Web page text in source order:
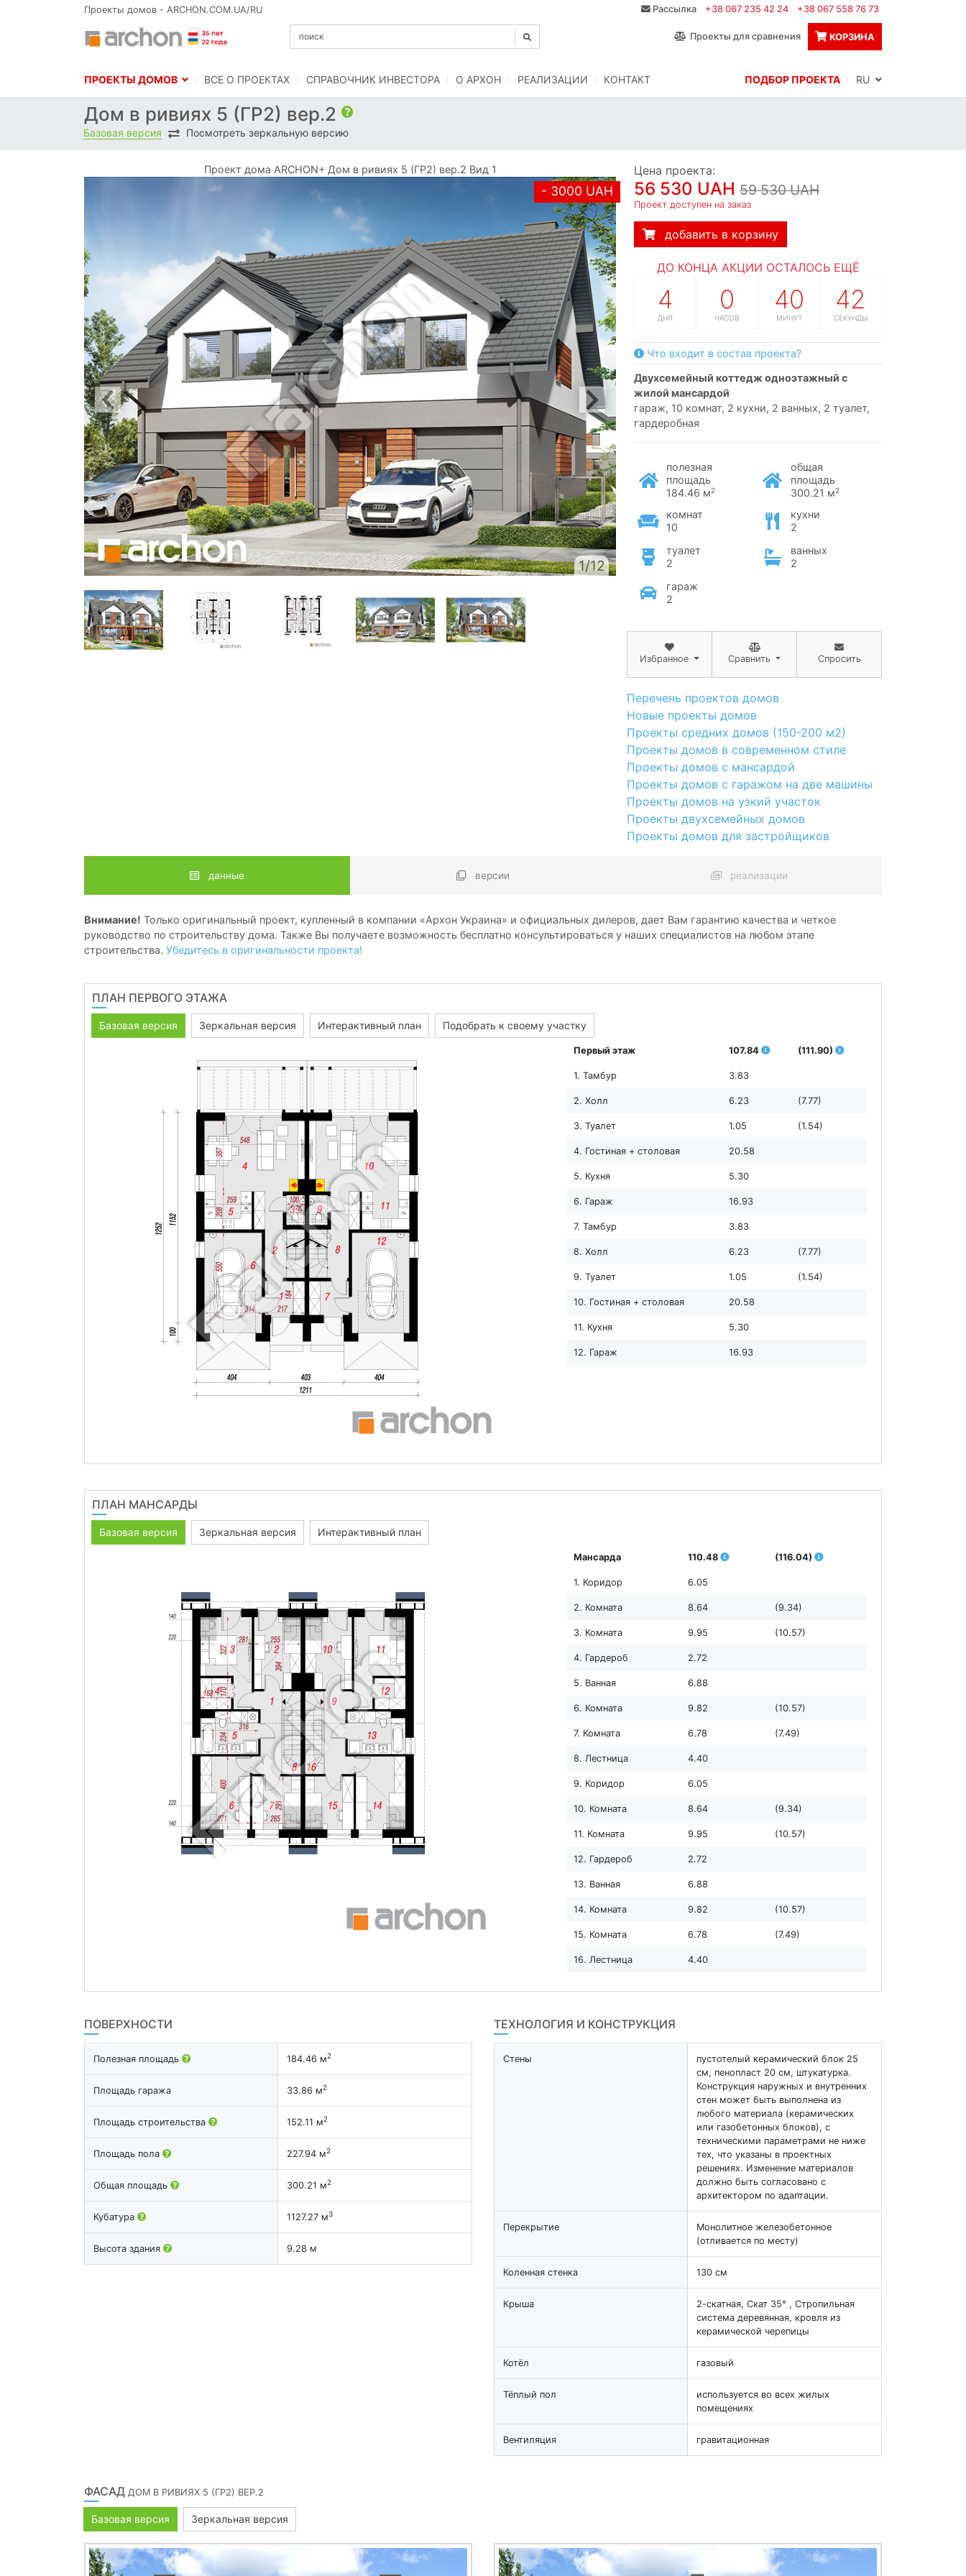
Проекты домов - ARCHON.COM.UA/RU Рассылка +38 067 235 42 24 +38 067 558 76 73
Проекты для сравнения КОРЗИНА
ПРОЕКТЫ ДОМОВ BСЕ О ПРОЕКТАХ СПРАВОЧНИК ИНВЕСТОРА O АРХОН РЕАЛИЗАЦИИ КОНТАКТ ПОДБОР ПРОЕКТА
Дом в ривиях 5 (ГР2) вер.2
Базовая версия Посмотреть зеркальную версию
Проект дома ARCHON+ Дом в ривиях 5 (ГР2) вер.2 Вид 1
- 3000 UAH
1/12
Цена проекта:
56 530 UAH 59 530 UAH
Проект доступен на заказ
добавить в корзину
ДО КОНЦА АКЦИИ ОСТАЛОСЬ ЕЩЁ
4
ДНЯ
0
ЧАСОВ
40
МИНУТ
41
СЕКУНДА
Что входит в состав проекта?
двухсемейный коттедж одноэтажный с
жилой мансардой
гараж, 10 комнат, 2 кухни, 2 ванных, 2 туалет,
гардеробная
полезная
площадь
184.46 м2
общая
площадь
300.21 м2
комнат
10
кухни
2
туалет
2
ванных
2
гараж
2
Избранное Сравнить Спросить
Перечень проектов домов
Новые проекты домов
Проекты средних домов (150-200 м2)
Проекты домов в современном стиле
Проекты домов с мансардой
Проекты домов с гаражом на две машины
Проекты домов на узкий участок
Проекты двухсемейных домов
Проекты домов для застройщиков
данные версии реализации
Внимание! Только оригинальный проект, купленный в компании «Архон Украина» и официальных дилеров, дает Вам гарантию качества и четкое
руководство по строительству дома. Также Вы получаете возможность бесплатно консультироваться у наших специалистов на любом этапе
строительства. Убедитесь в оригинальности проекта!
ПЛАН ПЕРВОГО ЭТАЖА
Базовая версия Зеркальная версия Интерактивный план Подобрать к своему участку
Первый этаж 107.84 (111.90)
1. Тамбур 3.83
2. Холл 6.23 (7.77)
3. Туалет 1.05 (1.54)
4. Гостиная + столовая 20.58
5. Кухня 5.30
6. Гараж 16.93
7. Тамбур 3.83
8. Холл 6.23 (7.77)
9. Туалет 1.05 (1.54)
10. Гостиная + столовая 20.58
11. Кухня 5.30
12. Гараж 16.93
ПЛАН МАНСАРДЫ
Базовая версия Зеркальная версия Интерактивный план
Мансарда 110.48 (116.04)
1. Коридор 6.05
2. Комната 8.64 (9.34)
3. Комната 9.95 (10.57)
4. Гардероб 2.72
5. Ванная 6.88
6. Комната 9.82 (10.57)
7. Комната 6.78 (7.49)
8. Лестница 4.40
9. Коридор 6.05
10. Комната 8.64 (9.34)
11. Комната 9.95 (10.57)
12. Гардероб 2.72
13. Ванная 6.88
14. Комната 9.82 (10.57)
15. Комната 6.78 (7.49)
16. Лестница 4.40
ПОВЕРХНОСТИ
Полезная площадь 184.46 м2
Площадь гаража 33.86 м2
Площадь строительства 152.11 м2
Площадь пола 227.94 м2
Общая площадь 300.21 м2
Кубатура 1127.27 м3
Высота здания 9.28 м
ТЕХНОЛОГИЯ И КОНСТРУКЦИЯ
Стены
пустотелый керамический блок 25
см, пенопласт 20 см, штукатурка.
Конструкция наружных и внутренних
стен может быть выполнена из
любого материала (керамических
или газобетонных блоков), с
техническими параметрами не ниже
тех, что указаны в проектных
решениях. Изменение материалов
должно быть согласовано с
архитектором по адаптации.
Перекрытие
Монолитное железобетонное
(отливается по месту)
Коленная стенка 130 см
Крыша
2-скатная, Скат 35° , Стропильная
система деревянная, кровля из
керамической черепицы
Котёл газовый
Тёплый пол
используется во всех жилых
помещениях
Вентиляция гравитационная
ФАСАД ДОМ В РИВИЯХ 5 (ГР2) ВЕР.2
Базовая версия Зеркальная версия